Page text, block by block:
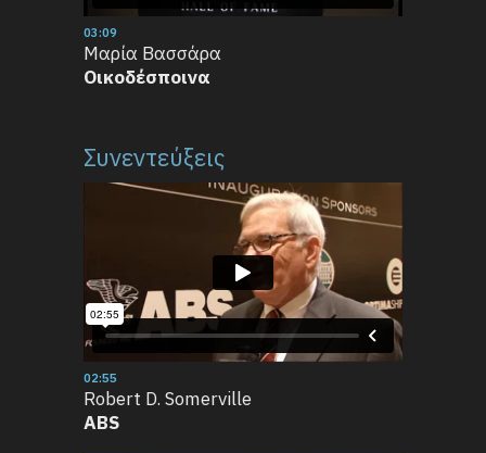
03:09
Μαρία Βασσάρα
Οικοδέσποινα
Συνεντεύξεις
02:55
Robert D. Somerville
ABS